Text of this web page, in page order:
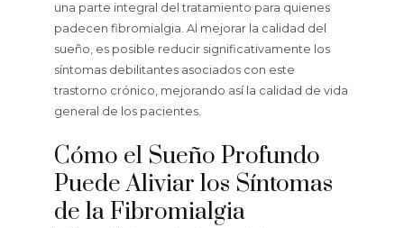
una parte integral del tratamiento para quienes
padecen fibromialgia. Al mejorar la calidad del
sueño, es posible reducir significativamente los
síntomas debilitantes asociados con este
trastorno crónico, mejorando así la calidad de vida
general de los pacientes.
Cómo el Sueño Profundo
Puede Aliviar los Síntomas
de la Fibromialgia